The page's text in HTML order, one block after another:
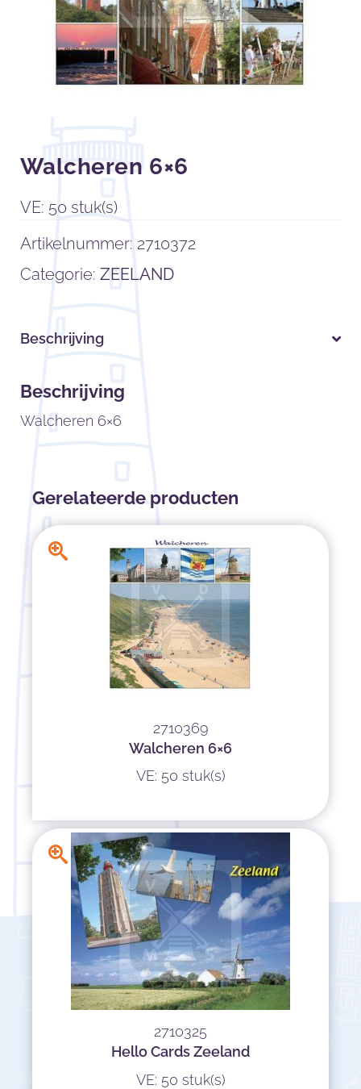
Walcheren 6×6
VE: 50 stuk(s)
Artikelnummer: 2710372
Categorie:ZEELAND
Beschrijving
Beschrijving
Walcheren 6×6
Gerelateerde producten
2710369
Walcheren 6×6
VE: 50 stuk(s)
2710325
Hello Cards Zeeland
VE: 50 stuk(s)